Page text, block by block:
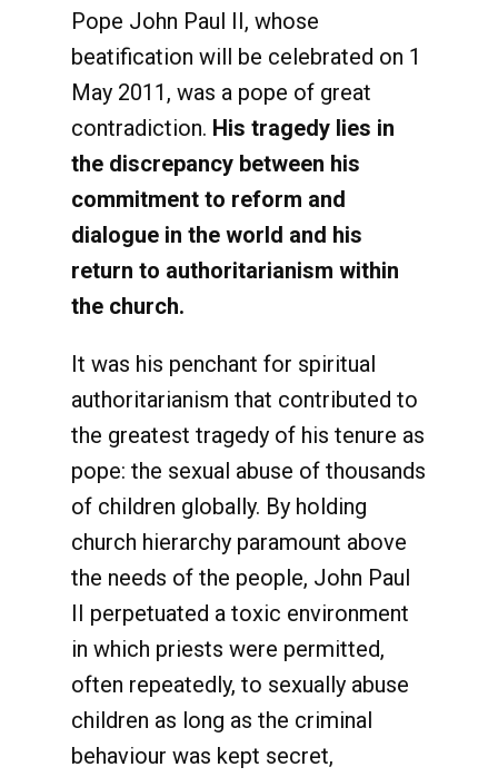
Pope John Paul II, whose
beatification will be celebrated on 1
May 2011, was a pope of great
contradiction. His tragedy lies in
the discrepancy between his
commitment to reform and
dialogue in the world and his
return to authoritarianism within
the church.
It was his penchant for spiritual
authoritarianism that contributed to
the greatest tragedy of his tenure as
pope: the sexual abuse of thousands
of children globally. By holding
church hierarchy paramount above
the needs of the people, John Paul
II perpetuated a toxic environment
in which priests were permitted,
often repeatedly, to sexually abuse
children as long as the criminal
behaviour was kept secret,